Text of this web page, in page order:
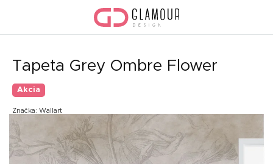
Tapeta Grey Ombre Flower
Akcia
Značka: Wallart